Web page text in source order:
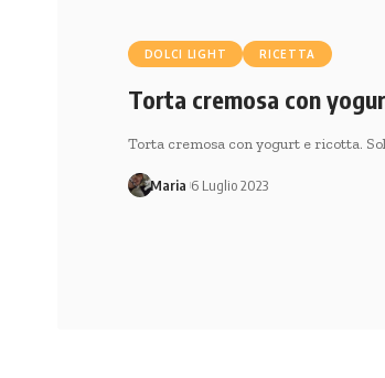
DOLCI LIGHT RICETTA
Torta cremosa con
Torta cremosa con yogurt e ricotta.
Maria 6 Luglio 2023